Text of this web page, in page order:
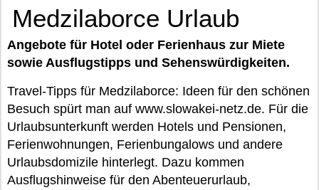
Medzilaborce Urlaub
Angebote für Hotel oder Ferienhaus zur Miete
sowie Ausflugstipps und Sehenswürdigkeiten.
Travel-Tipps für Medzilaborce: Ideen für den schönen
Besuch spürt man auf www.slowakei-netz.de. Für die
Urlaubsunterkunft werden Hotels und Pensionen,
Ferienwohnungen, Ferienbungalows und andere
Urlaubsdomizile hinterlegt. Dazu kommen
Ausflugshinweise für den Abenteuerurlaub,